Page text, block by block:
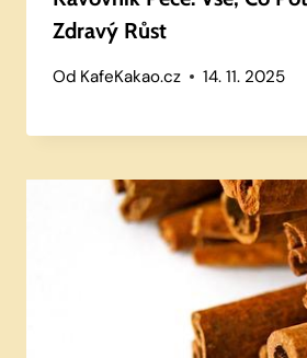
Zdravý Růst
Od KafeKakao.cz 14. 11. 2025